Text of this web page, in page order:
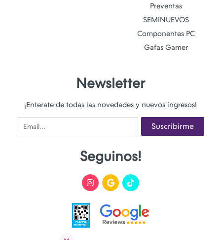
Preventas
SEMINUEVOS
Componentes PC
Gafas Gamer
Newsletter
¡Enterate de todas las novedades y nuevos ingresos!
Email Suscribirme
Seguinos!